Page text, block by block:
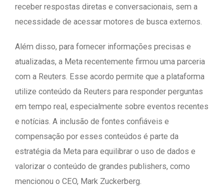
receber respostas diretas e conversacionais, sem a
necessidade de acessar motores de busca externos.
Além disso, para fornecer informações precisas e
atualizadas, a Meta recentemente firmou uma parceria
com a Reuters. Esse acordo permite que a plataforma
utilize conteúdo da Reuters para responder perguntas
em tempo real, especialmente sobre eventos recentes
e notícias. A inclusão de fontes confiáveis e
compensação por esses conteúdos é parte da
estratégia da Meta para equilibrar o uso de dados e
valorizar o conteúdo de grandes publishers, como
mencionou o CEO, Mark Zuckerberg.